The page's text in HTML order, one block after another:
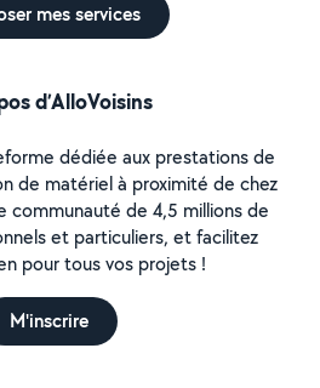
mes services
d’AlloVoisins
dédiée aux prestations de
de matériel à proximité de chez
communauté de 4,5 millions de
et particuliers, et facilitez
pour tous vos projets !
M'inscrire